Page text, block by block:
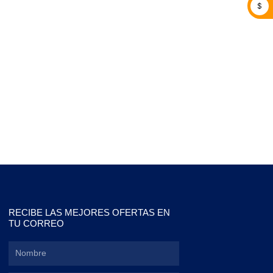
RECIBE LAS MEJORES OFERTAS EN
TU CORREO
$